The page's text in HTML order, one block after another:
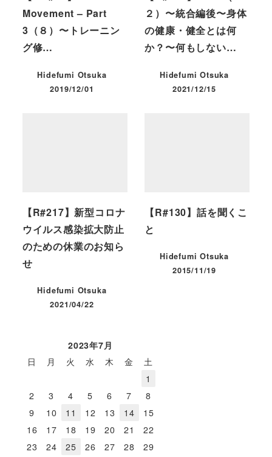
Movement – Part
3（８）〜トレーニン
グ修…
Hidefumi Otsuka
投稿日
2019/12/01
２）〜統合編後〜身体
の健康・健全とは何
か？〜何もしない…
Hidefumi Otsuka
投稿日
2021/12/15
【R#217】新型コロナ
ウイルス感染拡大防止
のための休業のお知ら
せ
Hidefumi Otsuka
投稿日
2021/04/22
【R#130】話を聞くこ
と
Hidefumi Otsuka
投稿日
2015/11/19
2023年7月
日
月 火 水 木 金
土
1
2
3 4 5 6 7
8
9
10 11 12 13 14
15
16
17 18 19 20 21
22
23
24 25 26 27 28
29